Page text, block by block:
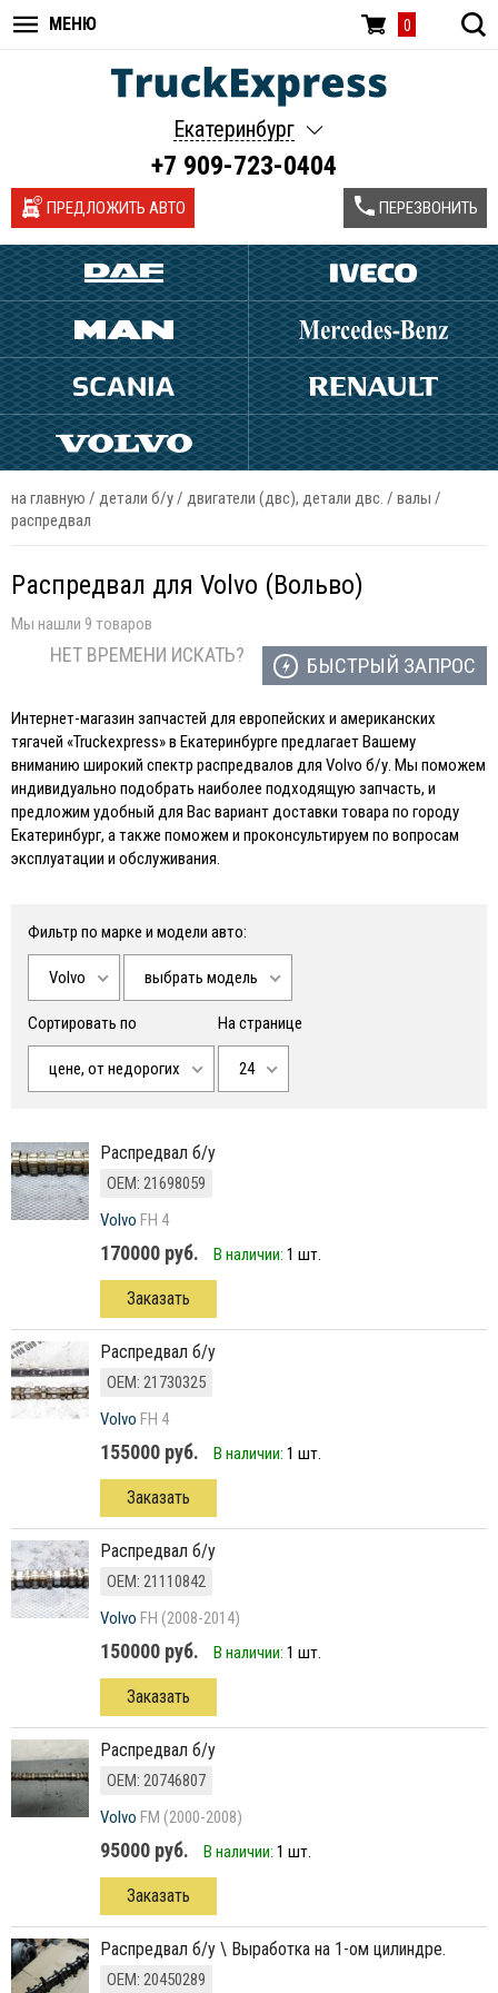
МЕНЮ 0
Екатеринбург
+7 909-723-0404
ПРЕДЛОЖИТЬ АВТО
на главную / детали б/у/ двигатели (двс), детали двс. / валы /
распредвал
Распредвал для Volvo (Вольво)
Мы нашли 9 товаров
НЕТ ВРЕМЕНИ ИСКАТЬ? БЫСТРЫЙ ЗАПРОС
Интернет-магазин запчастей для европейских и американских
тягачей «Truckexpress» в Екатеринбурге предлагает Вашему
вниманию широкий спектр распредвалов для Volvo б/у. Мы поможем
индивидуально подобрать наиболее подходящую запчасть, и
предложим удобный для Вас вариант доставки товара по городу
Екатеринбург, а также поможем и проконсультируем по вопросам
эксплуатации и обслуживания.
Фильтр по марке и модели авто:
Volvo выбрать модель
Сортировать по
цене, от недорогих
На странице
24
Распредвал б/у
ОЕМ: 21698059
Volvo FH 4
170000 руб. В наличии: 1 шт.
Заказать
Распредвал б/у
ОЕМ: 21730325
Volvo FH 4
155000 руб. В наличии: 1 шт.
Заказать
Распредвал б/у
ОЕМ: 21110842
Volvo FH (2008-2014)
150000 руб. В наличии: 1 шт.
Заказать
Распредвал б/у
ОЕМ: 20746807
Volvo FM (2000-2008)
95000 руб. В наличии: 1 шт.
Заказать
распредвал б/у \ Выработка на 1-ом цилиндре.
ОЕМ: 20450289